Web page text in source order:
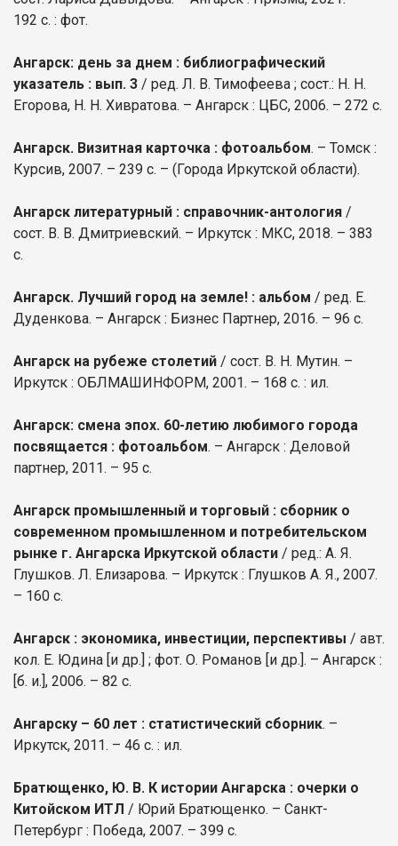
192 с. : фот.
Ангарск: день за днем : библиографический
указатель : вып. 3 / ред. Л. В. Тимофеева ; сост.: Н. Н.
Егорова, Н. Н. Хивратова. – Ангарск : ЦБС, 2006. – 272 с.
Ангарск. Визитная карточка : фотоальбом. – Томск :
Курсив, 2007. – 239 с. – (Города Иркутской области).
Ангарск литературный : справочник-антология /
сост. В. В. Дмитриевский. – Иркутск : МКС, 2018. – 383
с.
Ангарск. Лучший город на земле! : альбом / ред. Е.
Дуденкова. – Ангарск : Бизнес Партнер, 2016. – 96 с.
Ангарск на рубеже столетий / сост. В. Н. Мутин. –
Иркутск : ОБЛМАШИНФОРМ, 2001. – 168 с. : ил.
Ангарск: смена эпох. 60-летию любимого города
посвящается : фотоальбом. – Ангарск : Деловой
партнер, 2011. – 95 с.
Ангарск промышленный и торговый : сборник о
современном промышленном и потребительском
рынке г. Ангарска Иркутской области / ред.: А. Я.
Глушков. Л. Елизарова. – Иркутск : Глушков А. Я., 2007.
– 160 с.
Ангарск : экономика, инвестиции, перспективы / авт.
кол. Е. Юдина [и др.] ; фот. О. Романов [и др.]. – Ангарск :
[б. и.], 2006. – 82 с.
Ангарску – 60 лет : статистический сборник. –
Иркутск, 2011. – 46 с. : ил.
Братющенко, Ю. В. К истории Ангарска : очерки о
Китойском ИТЛ / Юрий Братющенко. – Санкт-
Петербург : Победа, 2007. – 399 с.